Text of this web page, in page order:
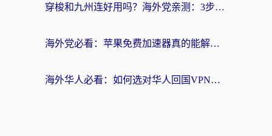
穿梭和九州连好用吗？海外党亲测：3步选对回国加速器，无缝刷国内剧玩国服
海外党必看：苹果免费加速器真的能解决回国访问难题吗？附实测对比与全平台方案
海外华人必看：如何选对华人回国VPN，无缝刷国内剧、玩手游？